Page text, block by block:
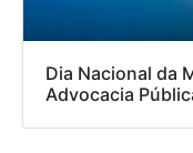
Dia Nacional da
Advocacia